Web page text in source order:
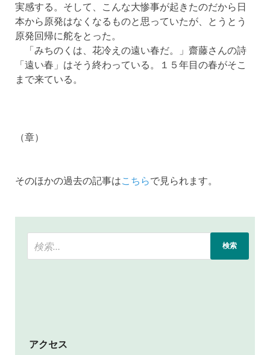
実感する。そして、こんな大惨事が起きたのだから日
本から原発はなくなるものと思っていたが、とうとう
原発回帰に舵をとった。
「みちのくは、花冷えの遠い春だ。」齋藤さんの詩
「遠い春」はそう終わっている。１５年目の春がそこ
まで来ている。
（章）
そのほかの過去の記事はこちらで見られます。
アクセス